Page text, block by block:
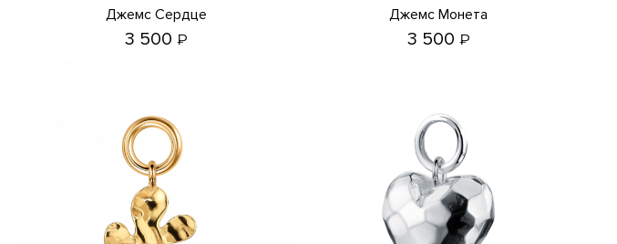
Джемс Сердце
3 500 ₽
Джемс Монета
3 500 ₽